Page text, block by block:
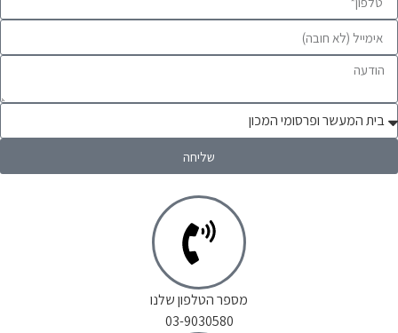
שליחה
מספר הטלפון שלנו
03-9030580